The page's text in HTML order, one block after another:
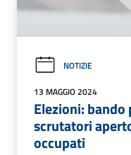
NOTIZIE
13 MAGGIO 2024
Elezioni:
scrutatori
occupati